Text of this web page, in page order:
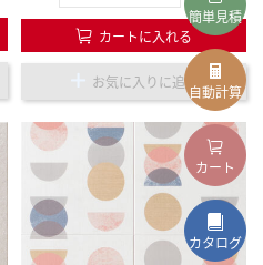
カートに入れる
お気に入りに追加
簡単見積
自動計算
カート
カタログ